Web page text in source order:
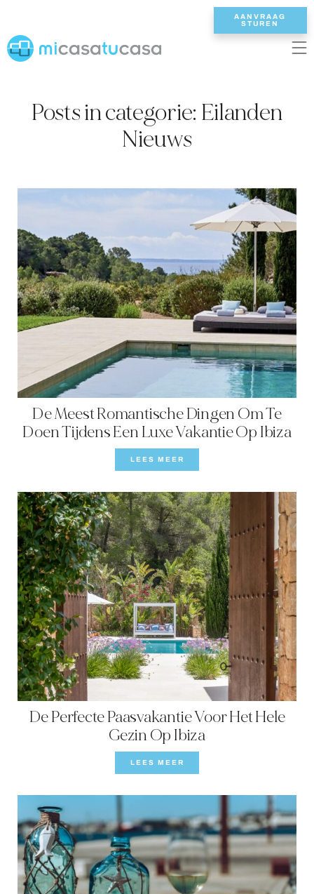
2/3 SLAAPKAMERS
5 SLAAPKAMERS
6+ SLAAPKAMERS
ALLE VILLAS
WESTKUST
SANTA GERTRUDIS
SAN JOSÉ
INSPIRATIE
AUTOVERHUUR
BOOT CHARTERVLOOT
PRIVATE CHEF AND BAR SERVICES
FAMILIE-ERVARINGEN
CONCIËRGE
DE EILANDGIDS
OVER ONS
VILLA EIGENAREN
GEZINSVRIENDELIJK
DUURZAAMHEID
AANVRAAG
STUREN
Posts in categorie: Eilanden
Nieuws
De Meest Romantische Dingen Om Te
Doen Tijdens Een Luxe Vakantie Op Ibiza
LEES MEER
De Perfecte Paasvakantie Voor Het Hele
Gezin Op Ibiza
LEES MEER